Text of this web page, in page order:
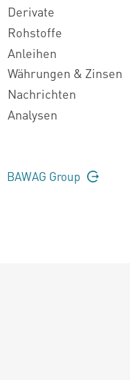
Derivate
Rohstoffe
Anleihen
Währungen & Zinsen
Nachrichten
Analysen
BAWAG Group